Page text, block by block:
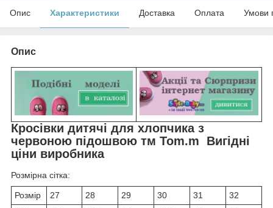
Опис Характеристики Доставка Оплата Умови
Опис
Кросівки дитячі для хлопчика з
червоною підошвою тм Tom.m Вигідні
ціни виробника
Розмірна сітка:
Розмір 27 28 29 30 31
32